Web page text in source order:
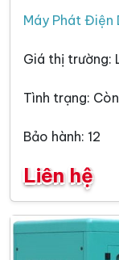
Máy Phát Điện
Giá thị trường:
Tình trạng:
Bảo hành: 12
Liên hệ